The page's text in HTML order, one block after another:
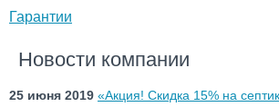
Гарантии
Новости компании
25 июня 2019 «Акция! Скидка 15% на